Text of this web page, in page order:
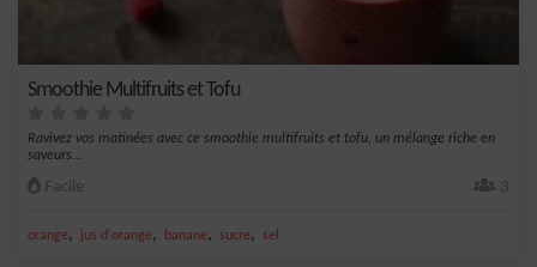
Smoothie Multifruits et Tofu
Ravivez vos matinées avec ce smoothie multifruits et tofu, un mélange riche en
saveurs...
Facile 3
orange, jus d'orange, banane, sucre, sel